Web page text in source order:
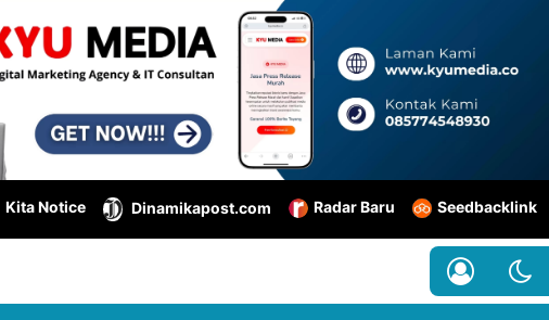
Kita Notice Dinamikapost.com Radar Baru Seedbacklink